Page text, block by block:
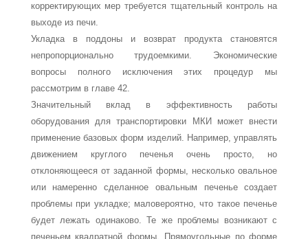
корректирующих мер требуется тщательный контроль на
выходе из печи.
Укладка в поддоны и возврат продукта становятся
непропорционально трудоемки­ми. Экономические
вопросы полного исключения этих процедур мы
рассмотрим в главе 42.
Значительный вклад в эффективность работы
оборудования для транспортировки МКИ может внести
применение базовых форм изделий. Например, управлять
движе­нием круглого печенья очень просто, но
отклоняющееся от заданной формы, несколько овальное
или намеренно сделанное овальным печенье создает
проблемы при укладке; маловероятно, что такое печенье
будет лежать одинаково. Те же проблемы возникают с
печеньем квадратной формы. Прямоугольные по форме